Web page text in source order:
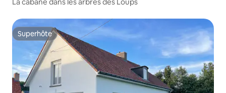
Superhôte
Superhôte